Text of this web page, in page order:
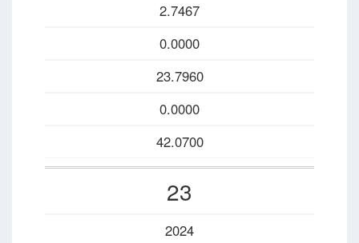
2.7467
0.0000
23.7960
0.0000
42.0700
23
2024